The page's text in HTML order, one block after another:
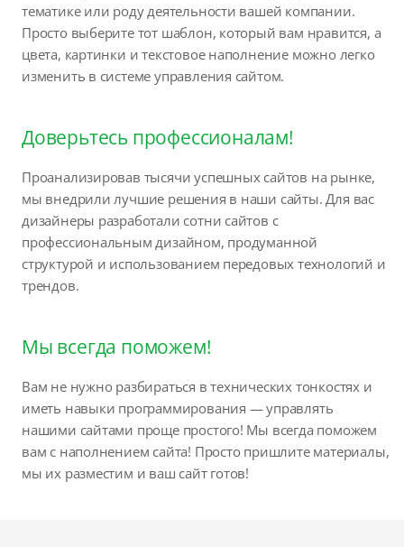
тематике или роду деятельности вашей компании.
Просто выберите тот шаблон, который вам нравится, а
цвета, картинки и текстовое наполнение можно легко
изменить в системе управления сайтом.
Доверьтесь профессионалам!
Проанализировав тысячи успешных сайтов на рынке,
мы внедрили лучшие решения в наши сайты. Для вас
дизайнеры разработали сотни сайтов с
профессиональным дизайном, продуманной
структурой и использованием передовых технологий и
трендов.
Мы всегда поможем!
Вам не нужно разбираться в технических тонкостях и
иметь навыки программирования — управлять
нашими сайтами проще простого! Мы всегда поможем
вам с наполнением сайта! Просто пришлите материалы,
мы их разместим и ваш сайт готов!